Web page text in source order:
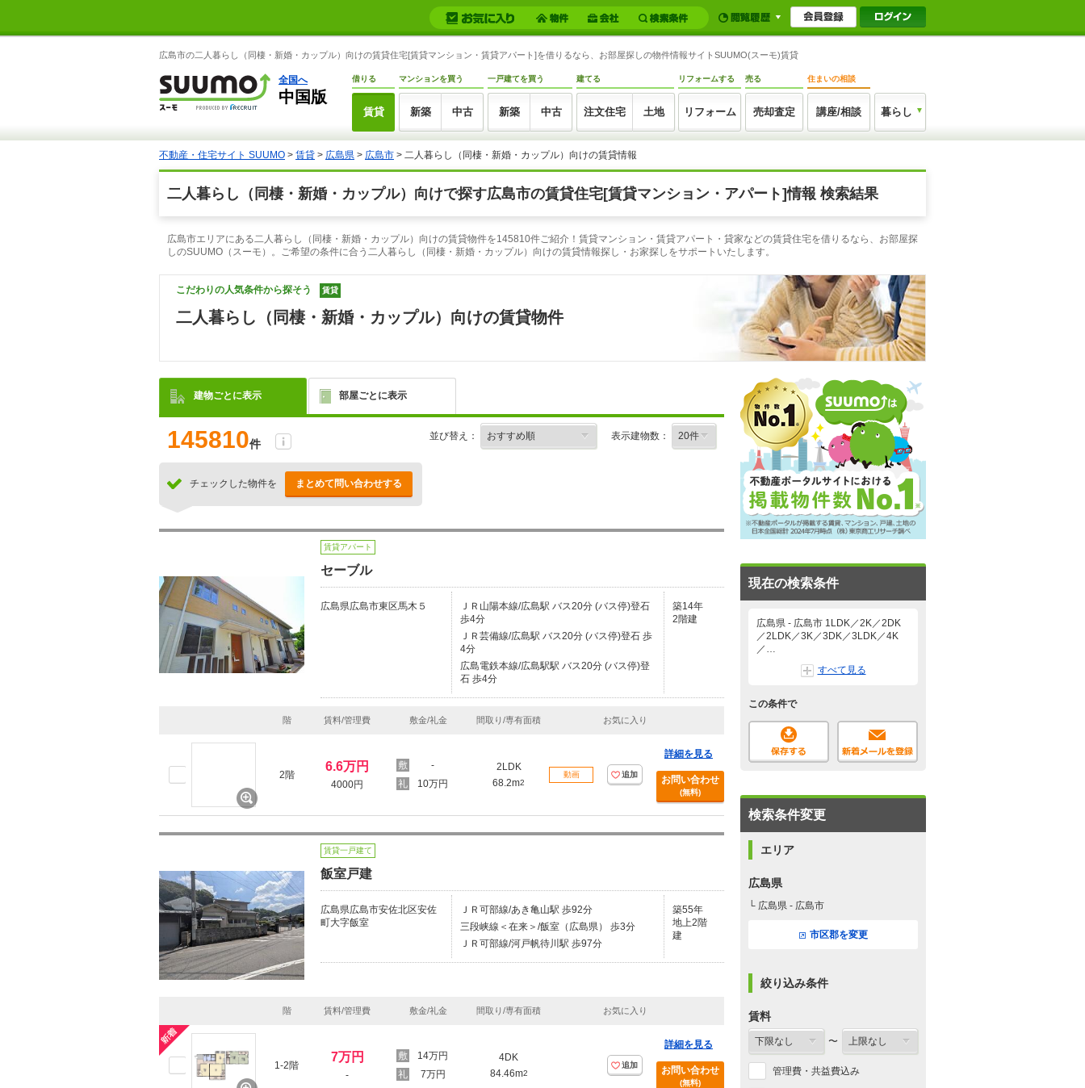
広島市の二人暮らし（同棲・新婚・カップル）向けの賃貸住宅[賃貸マンション・賃貸アパート]を借りるなら、お部屋探しの物件情報サイトSUUMO(スーモ)賃貸
全国へ
中国版
借りる
賃貸
マンションを買う
新築 中古
一戸建てを買う
新築 中古
建てる
注文住宅 土地
リフォームする
リフォーム
売る
売却査定
住まいの相談
講座/相談 暮らし
不動産・住宅サイト SUUMO > 賃貸 > 広島県 > 広島市 > 二人暮らし（同棲・新婚・カップル）向けの賃貸情報
二人暮らし（同棲・新婚・カップル）向けで探す広島市の賃貸住宅[賃貸マンション・アパート]情報 検索結果
広島市エリアにある二人暮らし（同棲・新婚・カップル）向けの賃貸物件を145810件ご紹介！賃貸マンション・賃貸アパート・貸家などの賃貸住宅を借りるなら、お部屋探
しのSUUMO（スーモ）。ご希望の条件に合う二人暮らし（同棲・新婚・カップル）向けの賃貸情報探し・お家探しをサポートいたします。
こだわりの人気条件から探そう 賃貸
二人暮らし（同棲・新婚・カップル）向けの賃貸物件
建物ごとに表示 部屋ごとに表示
145810件
並び替え： 表示建物数：
チェックした物件を まとめて問い合わせする
賃貸アパート
セーブル
広島県広島市東区馬木５
ＪＲ山陽本線/広島駅 バス20分 (バス停)登石
歩4分
ＪＲ芸備線/広島駅 バス20分 (バス停)登石 歩
4分
広島電鉄本線/広島駅駅 バス20分 (バス停)登
石 歩4分
築14年
2階建
階 賃料/管理費 敷金/礼金 間取り/専有面積 お気に入り
2階
6.6万円
4000円
-
10万円
2LDK
68.2m2
動画 追加
詳細を見る
お問い合わせ
(無料)
賃貸一戸建て
飯室戸建
広島県広島市安佐北区安佐
町大字飯室
ＪＲ可部線/あき亀山駅 歩92分
三段峡線＜在来＞/飯室（広島県） 歩3分
ＪＲ可部線/河戸帆待川駅 歩97分
築55年
地上2階
建
階 賃料/管理費 敷金/礼金 間取り/専有面積 お気に入り
1-2階
7万円
-
14万円
7万円
4DK
84.46m2
追加
詳細を見る
お問い合わせ
(無料)
現在の検索条件
広島県 - 広島市 1LDK／2K／2DK
／2LDK／3K／3DK／3LDK／4K
／…
すべて見る
この条件で
検索条件変更
エリア
広島県
└ 広島県 - 広島市
市区郡を変更
絞り込み条件
賃料
〜
管理費・共益費込み